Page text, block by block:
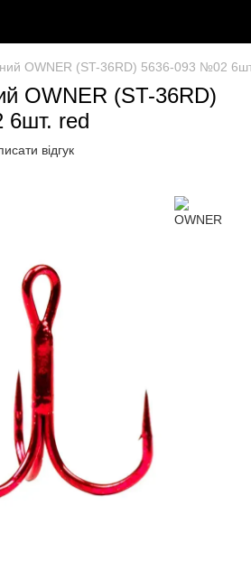
OWNER (ST-36RD) 5636-093 №02
OWNER (ST-36RD)
6шт. red
відгук